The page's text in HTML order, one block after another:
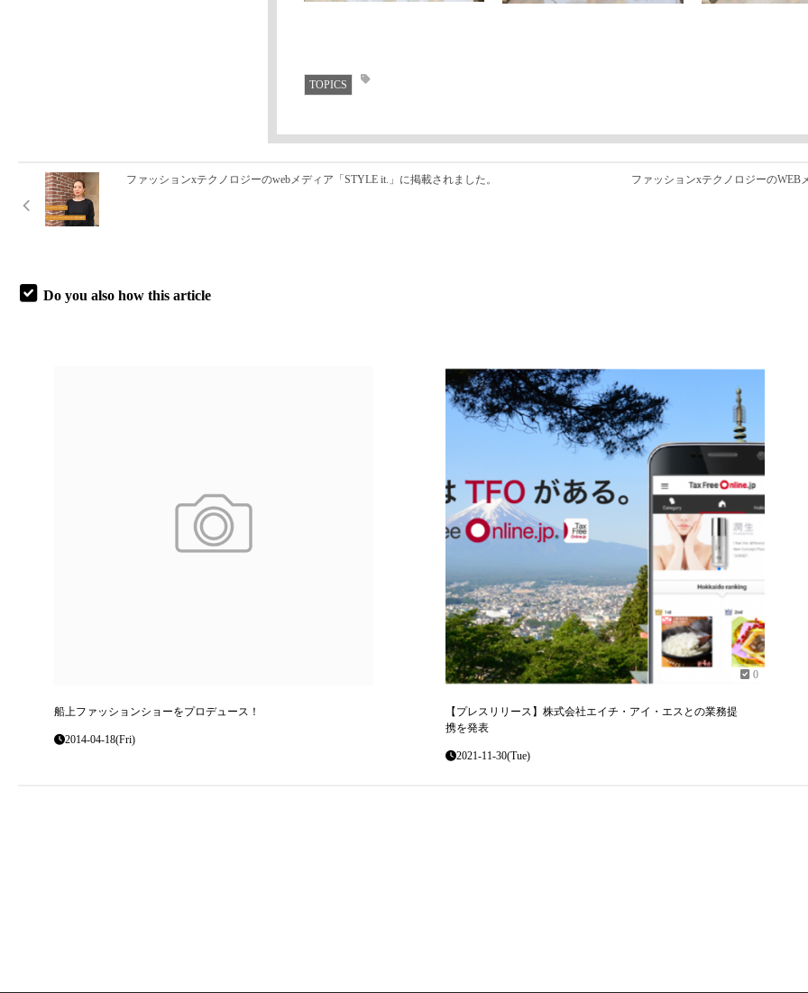
TOPICS
ファッションxテクノロジーのwebメディア「STYLE it.」に掲載されました。 ファッションxテクノロジーのWEB
Do you also how this article
船上ファッションショーをプロデュース！
2014-04-18(Fri)
0
【プレスリリース】株式会社エイチ・アイ・エスとの業務提
携を発表
2021-11-30(Tue)